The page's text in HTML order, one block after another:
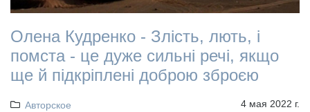
Олена Кудренко - Злість, лють, і
помста - це дуже сильні речі, якщо
ще й підкріплені доброю зброєю
Авторское 4 мая 2022 г.